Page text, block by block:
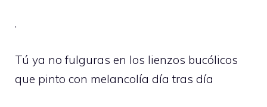
.
Tú ya no fulguras en los lienzos bucólicos
que pinto con melancolía día tras día